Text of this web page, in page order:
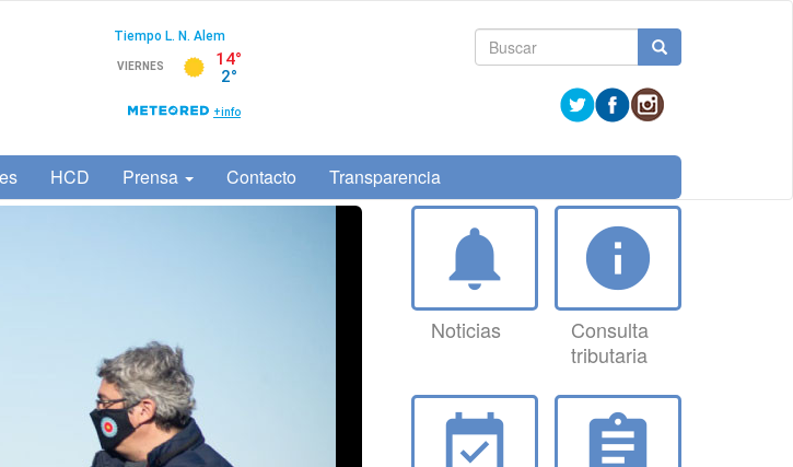
Formulario
búsqueda
HCD Prensa Contacto Transparencia
notifications
Noticias
info
Consulta
tributaria
event_available assignment